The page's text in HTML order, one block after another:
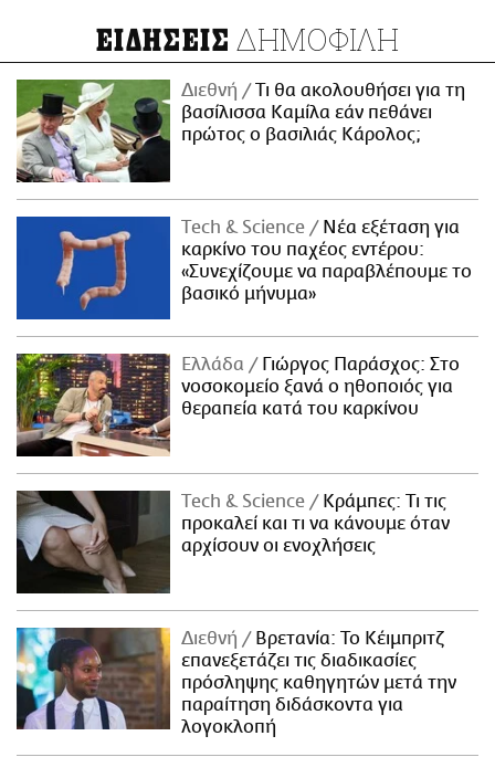
ΕΙΔΗΣΕΙΣ ΔΗΜΟΦΙΛΗ
Διεθνή
Τι θα ακολουθήσει για τη
βασίλισσα Καμίλα εάν πεθάνει
πρώτος ο βασιλιάς Κάρολος;
Τech & Science
Νέα εξέταση για
καρκίνο του παχέος εντέρου:
«Συνεχίζουμε να παραβλέπουμε το
βασικό μήνυμα»
Ελλάδα
Γιώργος Παράσχος: Στο
νοσοκομείο ξανά ο ηθοποιός για
θεραπεία κατά του καρκίνου
Τech & Science
Κράμπες: Τι τις
προκαλεί και τι να κάνουμε όταν
αρχίσουν οι ενοχλήσεις
Διεθνή
Βρετανία: Το Κέιμπριτζ
επανεξετάζει τις διαδικασίες
πρόσληψης καθηγητών μετά την
παραίτηση διδάσκοντα για
λογοκλοπή